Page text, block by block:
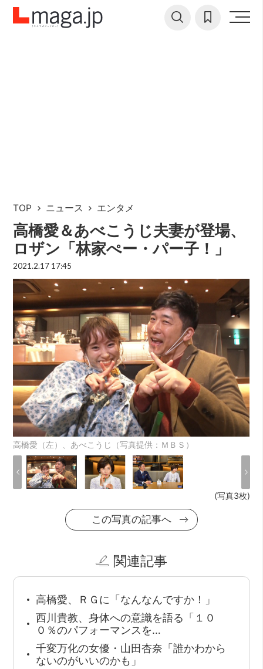
TOP ニュース エンタメ
高橋愛＆あべこうじ夫妻が登場、
ロザン「林家ぺー・パー子！」
2021.2.17 17:45
高橋愛（左）、あべこうじ（写真提供：ＭＢＳ）
(写真3枚)
この写真の記事へ
関連記事
高橋愛、ＲＧに「なんなんですか！」
西川貴教、身体への意識を語る「１０
０％のパフォーマンスを…
千変万化の女優・山田杏奈「誰かわから
ないのがいいのかも」